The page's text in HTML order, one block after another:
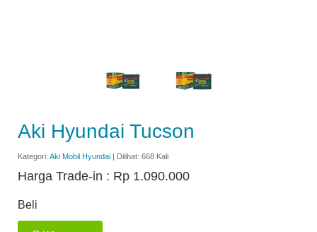
Aki Hyundai Tucson
Kategori: Aki Mobil Hyundai | Dilihat: 668 Kali
Harga Trade-in : Rp 1.090.000
Beli